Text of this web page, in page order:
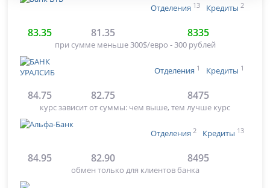
Отделения 13 Кредиты 2
83.35 81.35 8335
при сумме меньше 300$/евро - 300 рублей
Отделения 1 Кредиты 1
84.75 82.75 8475
курс зависит от суммы: чем выше, тем лучше курс
Отделения 2 Кредиты 13
84.95 82.90 8495
обмен только для клиентов банка